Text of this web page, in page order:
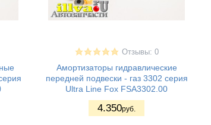
Отзывы: 0
Амортизаторы гидравлические
передней подвески - газ 3302 серия
Ultra Line Fox FSA3302.00
4.350руб.